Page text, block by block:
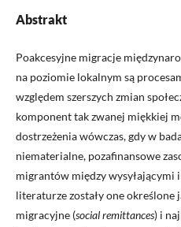
Abstrakt
Poakcesyjne migracje
na poziomie lokalnym są
względem szerszych zmian
komponent tak zwanej miękkiej
dostrzeżenia wówczas, gdy w
niematerialne, pozafinansowe
migrantów między
literaturze zostały one określone
migracyjne (social remittances) i